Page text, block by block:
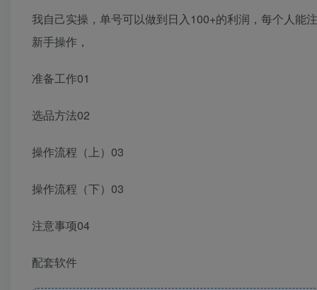
我自己实操，单号可以做到日入100+的利润，每个人能
新手操作，
准备工作01
选品方法02
操作流程（上）03
操作流程（下）03
注意事项04
配套软件